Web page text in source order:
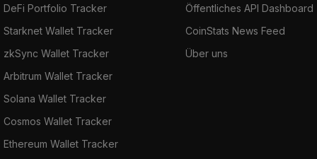
DeFi Portfolio Tracker
Starknet Wallet Tracker
zkSync Wallet Tracker
Arbitrum Wallet Tracker
Solana Wallet Tracker
Cosmos Wallet Tracker
Ethereum Wallet Tracker
Öffentliches API Dashboard
CoinStats News Feed
Über uns